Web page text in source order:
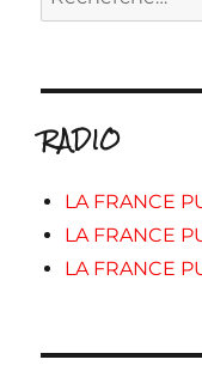
pour :
RADIO
LA FRANCE
LA FRANCE
LA FRANCE